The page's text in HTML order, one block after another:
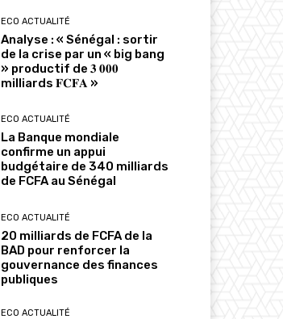
ECO ACTUALITÉ
Analyse : « Sénégal : sortir
de la crise par un « big bang
» productif de 𝟑 𝟎𝟎𝟎
milliards 𝐅𝐂𝐅𝐀 »
ECO ACTUALITÉ
La Banque mondiale
confirme un appui
budgétaire de 340 milliards
de FCFA au Sénégal
ECO ACTUALITÉ
20 milliards de FCFA de la
BAD pour renforcer la
gouvernance des finances
publiques
ECO ACTUALITÉ